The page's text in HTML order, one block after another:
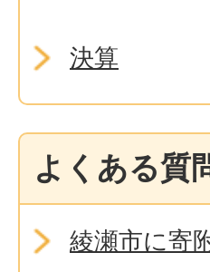
決算
よくある質
綾瀬市に寄